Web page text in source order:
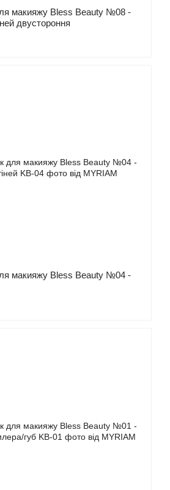
макияжу Bless Beauty №08 -
двустороння
макияжу Bless Beauty №04 -